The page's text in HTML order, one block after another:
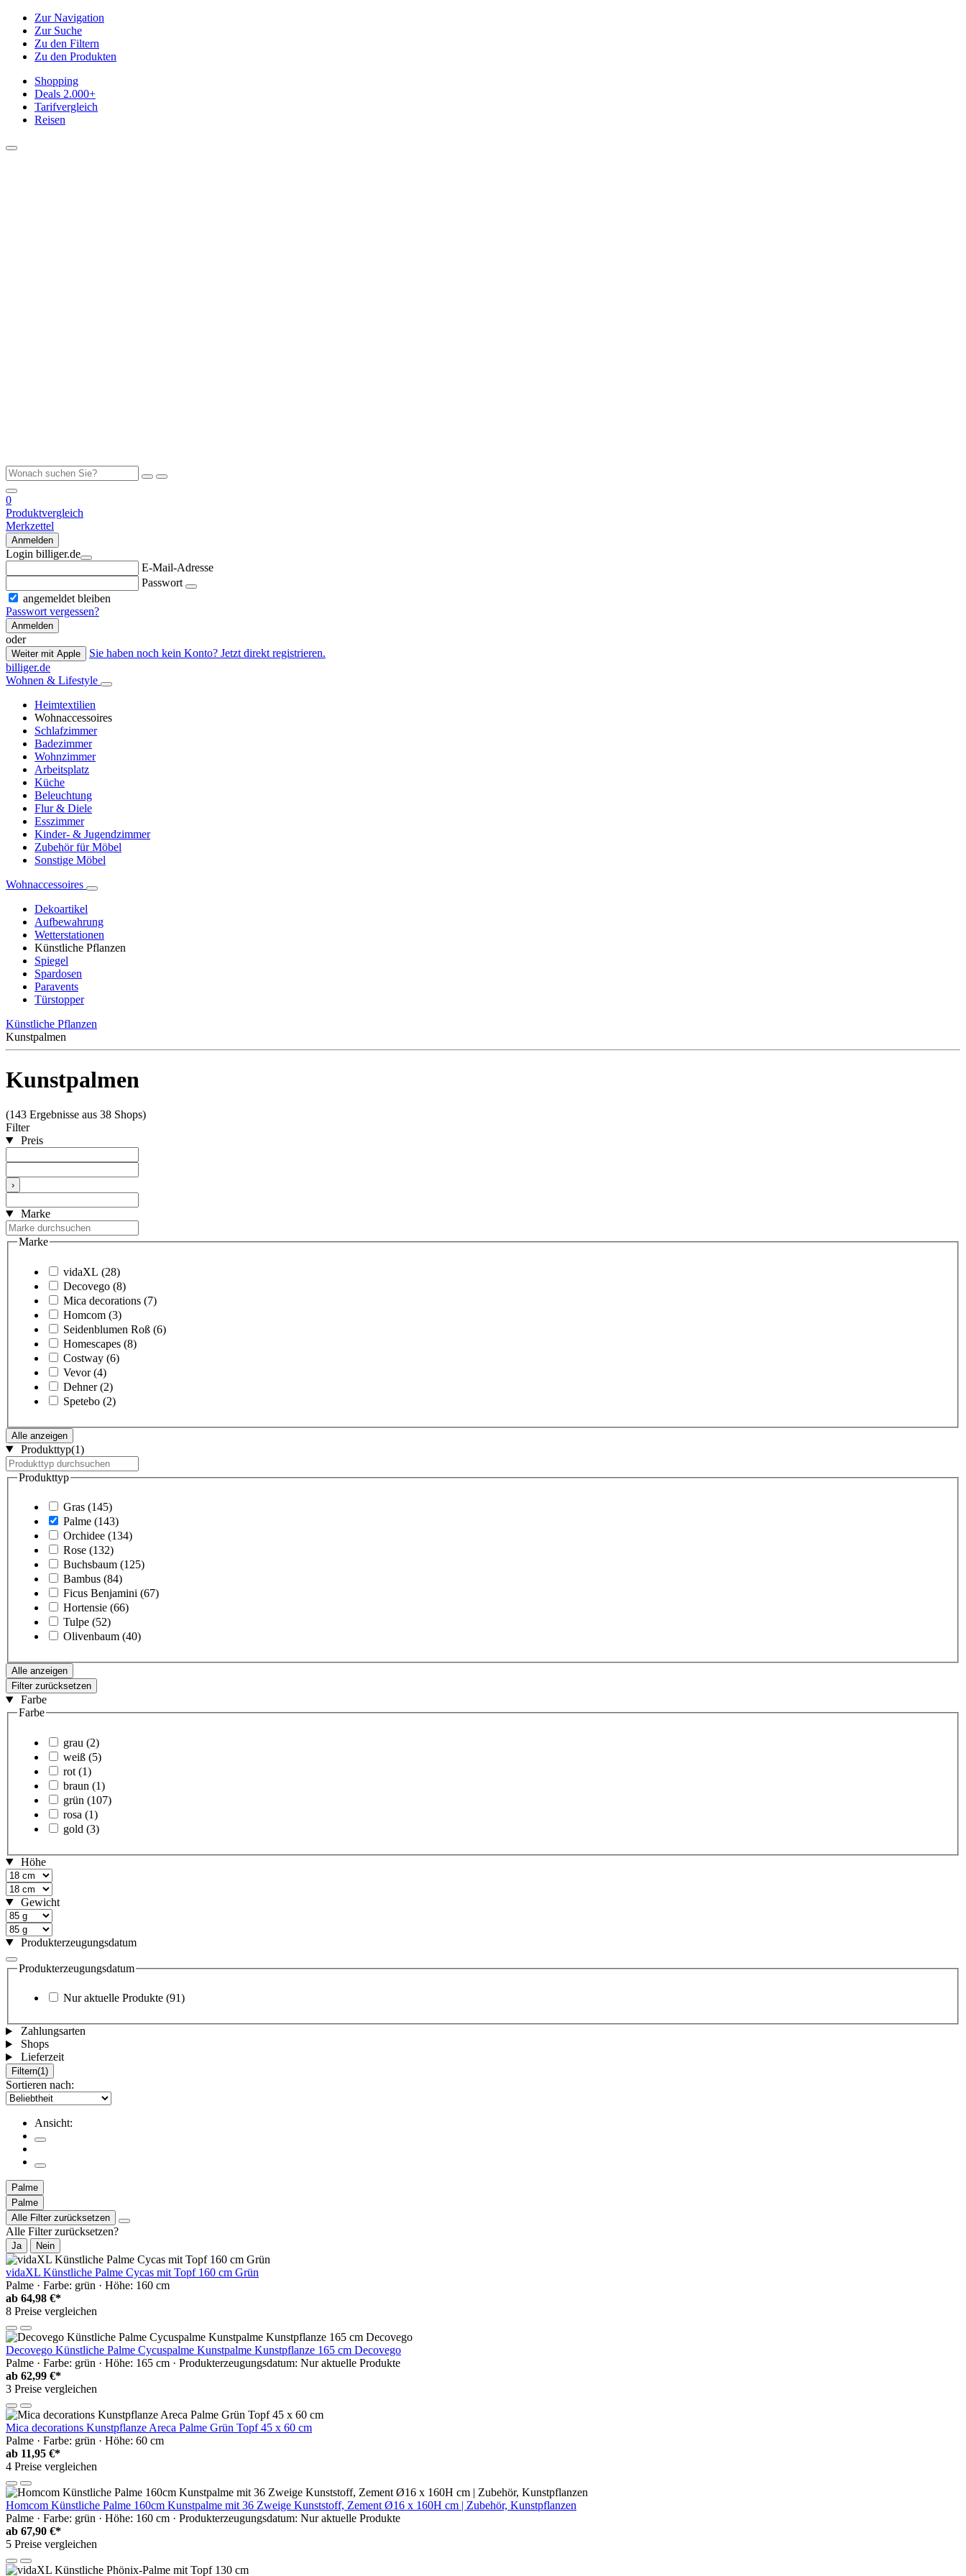
Zur Navigation
Zur Suche
Zu den Filtern
Zu den Produkten
Shopping
Deals 2.000+
Tarifvergleich
Reisen
0
Produktvergleich
Merkzettel
Anmelden
Login billiger.de
E-Mail-Adresse
Passwort
angemeldet bleiben
Passwort vergessen?
Anmelden
oder
Weiter mit Apple
Sie haben noch kein Konto? Jetzt direkt registrieren.
billiger.de
Wohnen & Lifestyle
Heimtextilien
Wohnaccessoires
Schlafzimmer
Badezimmer
Wohnzimmer
Arbeitsplatz
Küche
Beleuchtung
Flur & Diele
Esszimmer
Kinder- & Jugendzimmer
Zubehör für Möbel
Sonstige Möbel
Wohnaccessoires
Dekoartikel
Aufbewahrung
Wetterstationen
Künstliche Pflanzen
Spiegel
Spardosen
Paravents
Türstopper
Künstliche Pflanzen
Kunstpalmen
Kunstpalmen
(143 Ergebnisse aus 38 Shops)
Filter
Preis
›
Marke
Marke
vidaXL (28)
Decovego (8)
Mica decorations (7)
Homcom (3)
Seidenblumen Roß (6)
Homescapes (8)
Costway (6)
Vevor (4)
Dehner (2)
Spetebo (2)
Alle anzeigen
Produkttyp(1)
Produkttyp
Gras (145)
Palme (143)
Orchidee (134)
Rose (132)
Buchsbaum (125)
Bambus (84)
Ficus Benjamini (67)
Hortensie (66)
Tulpe (52)
Olivenbaum (40)
Alle anzeigen
Filter zurücksetzen
Farbe
Farbe
grau (2)
weiß (5)
rot (1)
braun (1)
grün (107)
rosa (1)
gold (3)
Höhe
Gewicht
Produkterzeugungsdatum
Produkterzeugungsdatum
Nur aktuelle Produkte (91)
Zahlungsarten
Shops
Lieferzeit
Filtern(1)
Sortieren nach:
Ansicht:
Palme
Palme
Alle Filter zurücksetzen
Alle Filter zurücksetzen?
Ja Nein
vidaXL Künstliche Palme Cycas mit Topf 160 cm Grün
Palme · Farbe: grün · Höhe: 160 cm
ab 64,98 €*
8 Preise vergleichen
Decovego Künstliche Palme Cycuspalme Kunstpalme Kunstpflanze 165 cm Decovego
Palme · Farbe: grün · Höhe: 165 cm · Produkterzeugungsdatum: Nur aktuelle Produkte
ab 62,99 €*
3 Preise vergleichen
Mica decorations Kunstpflanze Areca Palme Grün Topf 45 x 60 cm
Palme · Farbe: grün · Höhe: 60 cm
ab 11,95 €*
4 Preise vergleichen
Homcom Künstliche Palme 160cm Kunstpalme mit 36 Zweige Kunststoff, Zement Ø16 x 160H cm | Zubehör, Kunstpflanzen
Palme · Farbe: grün · Höhe: 160 cm · Produkterzeugungsdatum: Nur aktuelle Produkte
ab 67,90 €*
5 Preise vergleichen